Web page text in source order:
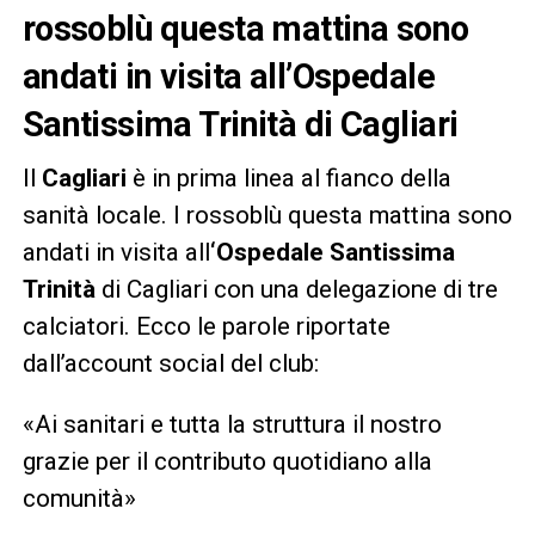
rossoblù questa mattina sono
andati in visita all’Ospedale
Santissima Trinità di Cagliari
Il Cagliari è in prima linea al fianco della
sanità locale. I rossoblù questa mattina sono
andati in visita all‘Ospedale Santissima
Trinità di Cagliari con una delegazione di tre
calciatori. Ecco le parole riportate
dall’account social del club:
«Ai sanitari e tutta la struttura il nostro
grazie per il contributo quotidiano alla
comunità»